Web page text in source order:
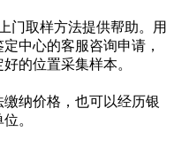
门取样方法提供帮助。用
中心的客服咨询申请，
的位置采集样本。
纳价格，也可以经历银
。